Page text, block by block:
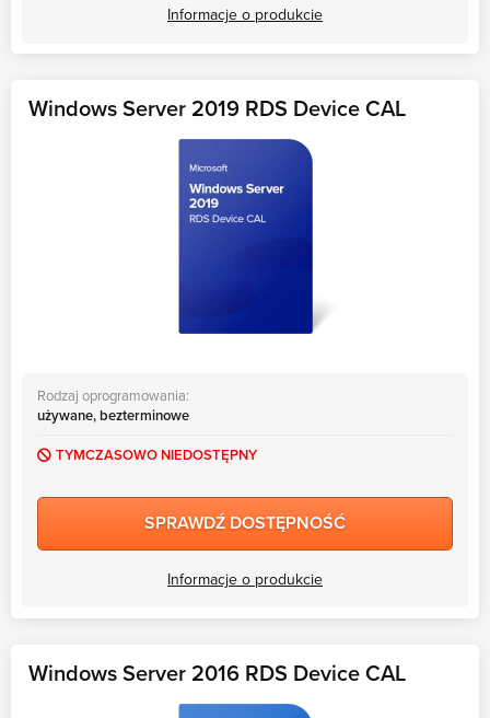
Informacje o produkcie
Windows Server 2019 RDS Device CAL
Rodzaj oprogramowania:
używane, bezterminowe
TYMCZASOWO NIEDOSTĘPNY
SPRAWDŹ DOSTĘPNOŚĆ
Informacje o produkcie
Windows Server 2016 RDS Device CAL